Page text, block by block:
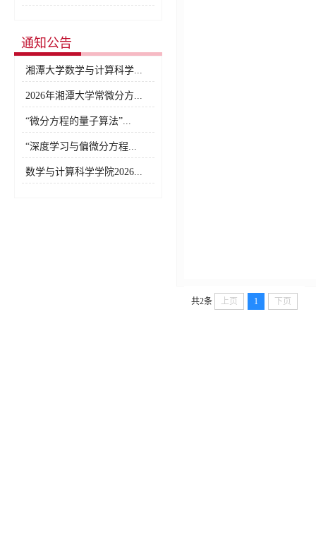
通知公告
湘潭大学数学与计算科学...
2026年湘潭大学常微分方...
“微分方程的量子算法”...
“深度学习与偏微分方程...
数学与计算科学学院2026...
共2条 上页 1 下页